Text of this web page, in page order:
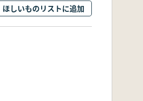
ほしいものリストに追加